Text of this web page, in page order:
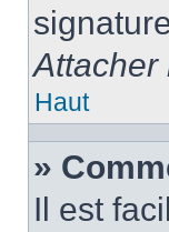
Attacher
Haut
»
Il est